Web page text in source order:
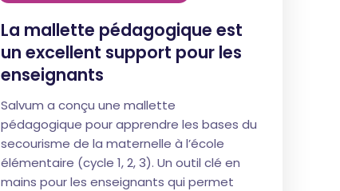
La mallette pédagogique est
un excellent support pour les
enseignants
Salvum a conçu une mallette
pédagogique pour apprendre les bases du
secourisme de la maternelle à l’école
élémentaire (cycle 1, 2, 3). Un outil clé en
mains pour les enseignants qui permet